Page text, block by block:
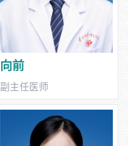
向前
副主任医师